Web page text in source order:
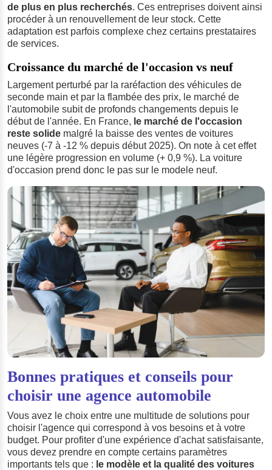
de plus en plus recherchés. Ces entreprises doivent ainsi
procéder à un renouvellement de leur stock. Cette
adaptation est parfois complexe chez certains prestataires
de services.
Croissance du marché de l'occasion vs neuf
Largement perturbé par la raréfaction des véhicules de
seconde main et par la flambée des prix, le marché de
l'automobile subit de profonds changements depuis le
début de l'année. En France, le marché de l'occasion
reste solide malgré la baisse des ventes de voitures
neuves (-7 à -12 % depuis début 2025). On note à cet effet
une légère progression en volume (+ 0,9 %). La voiture
d'occasion prend donc le pas sur le modele neuf.
Bonnes pratiques et conseils pour
choisir une agence automobile
Vous avez le choix entre une multitude de solutions pour
choisir l'agence qui correspond à vos besoins et à votre
budget. Pour profiter d'une expérience d'achat satisfaisante,
vous devez prendre en compte certains paramètres
importants tels que : le modèle et la qualité des voitures